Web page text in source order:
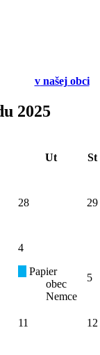
vnašej obci
2025
Ut St
28 29
4
Papier
obec
Nemce
5
11 12